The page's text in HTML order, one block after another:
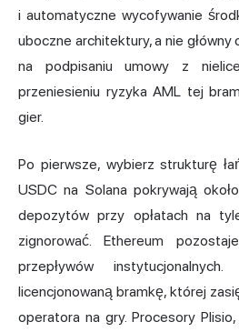
i automatyczne wycofywanie
uboczne architektury, a nie główny
na podpisaniu umowy z
przeniesieniu ryzyka AML tej
gier.
Po pierwsze, wybierz strukturę
USDC na Solana pokrywają
depozytów przy opłatach na
zignorować. Ethereum
przepływów
licencjonowaną bramkę, której
operatora na gry. Procesory